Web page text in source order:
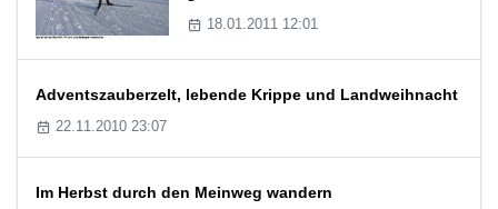
18.01.2011 12:01
Adventszauberzelt, lebende Krippe und Landweihnacht
22.11.2010 23:07
Im Herbst durch den Meinweg wandern